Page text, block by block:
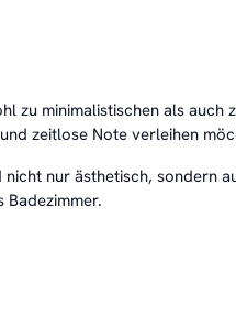
zu minimalistischen als auch
zeitlose Note verleihen
nur ästhetisch, sondern